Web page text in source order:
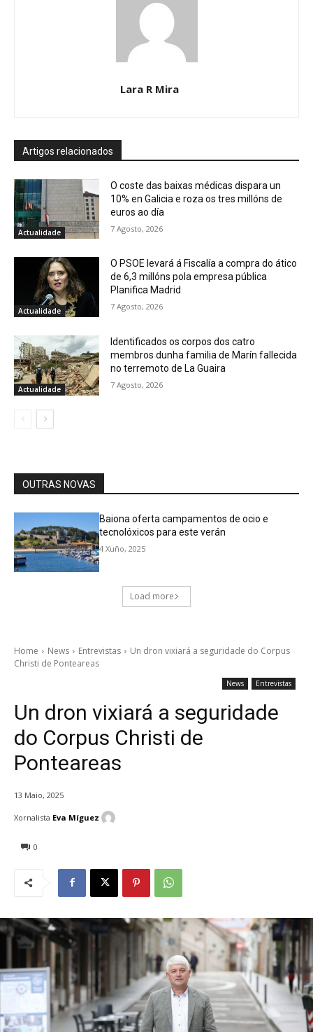
Lara R Mira
Artigos relacionados
Actualidade
O coste das baixas médicas dispara un
10% en Galicia e roza os tres millóns de
euros ao día
7 Agosto, 2026
Actualidade
O PSOE levará á Fiscalía a compra do ático
de 6,3 millóns pola empresa pública
Planifica Madrid
7 Agosto, 2026
Actualidade
Identificados os corpos dos catro
membros dunha familia de Marín fallecida
no terremoto de La Guaira
7 Agosto, 2026
OUTRAS NOVAS
Baiona oferta campamentos de ocio e
tecnolóxicos para este verán
4 Xuño, 2025
Load more